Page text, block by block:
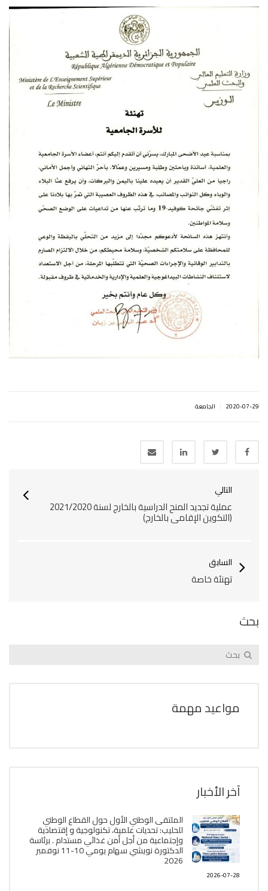
2020-07-29 الجامعة
التالي
عملية تجديد المنح الدراسية بالخارج لسنة 2021/2020
(التكوين الإقامي بالخارج)
السابق
تهنئة خاصة
بحث
مواعيد مهمة
آخر الأخبار
الملتقى الوطني الأول حول القطاع الوطني
للحليب: تحديات علمية، تكنولوجية و إقتصادية
وإجتماعية من أجل أمن غذائي مستدام . برئاسة
الدكتورة نويشي سهام يومي 10-11 نوفمبر
2026
2026-07-28